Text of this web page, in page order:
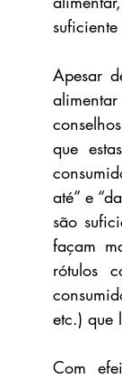
Apesar
que
até” e
são
façam
rótulos
etc.) que
Com